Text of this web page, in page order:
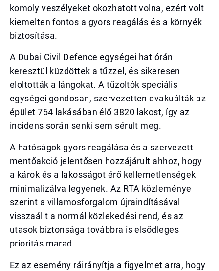
komoly veszélyeket okozhatott volna, ezért volt
kiemelten fontos a gyors reagálás és a környék
biztosítása.
A Dubai Civil Defence egységei hat órán
keresztül küzdöttek a tűzzel, és sikeresen
eloltották a lángokat. A tűzoltók speciális
egységei gondosan, szervezetten evakuálták az
épület 764 lakásában élő 3820 lakost, így az
incidens során senki sem sérült meg.
A hatóságok gyors reagálása és a szervezett
mentőakció jelentősen hozzájárult ahhoz, hogy
a károk és a lakosságot érő kellemetlenségek
minimalizálva legyenek. Az RTA közleménye
szerint a villamosforgalom újraindításával
visszaállt a normál közlekedési rend, és az
utasok biztonsága továbbra is elsődleges
prioritás marad.
Ez az esemény ráirányítja a figyelmet arra, hogy